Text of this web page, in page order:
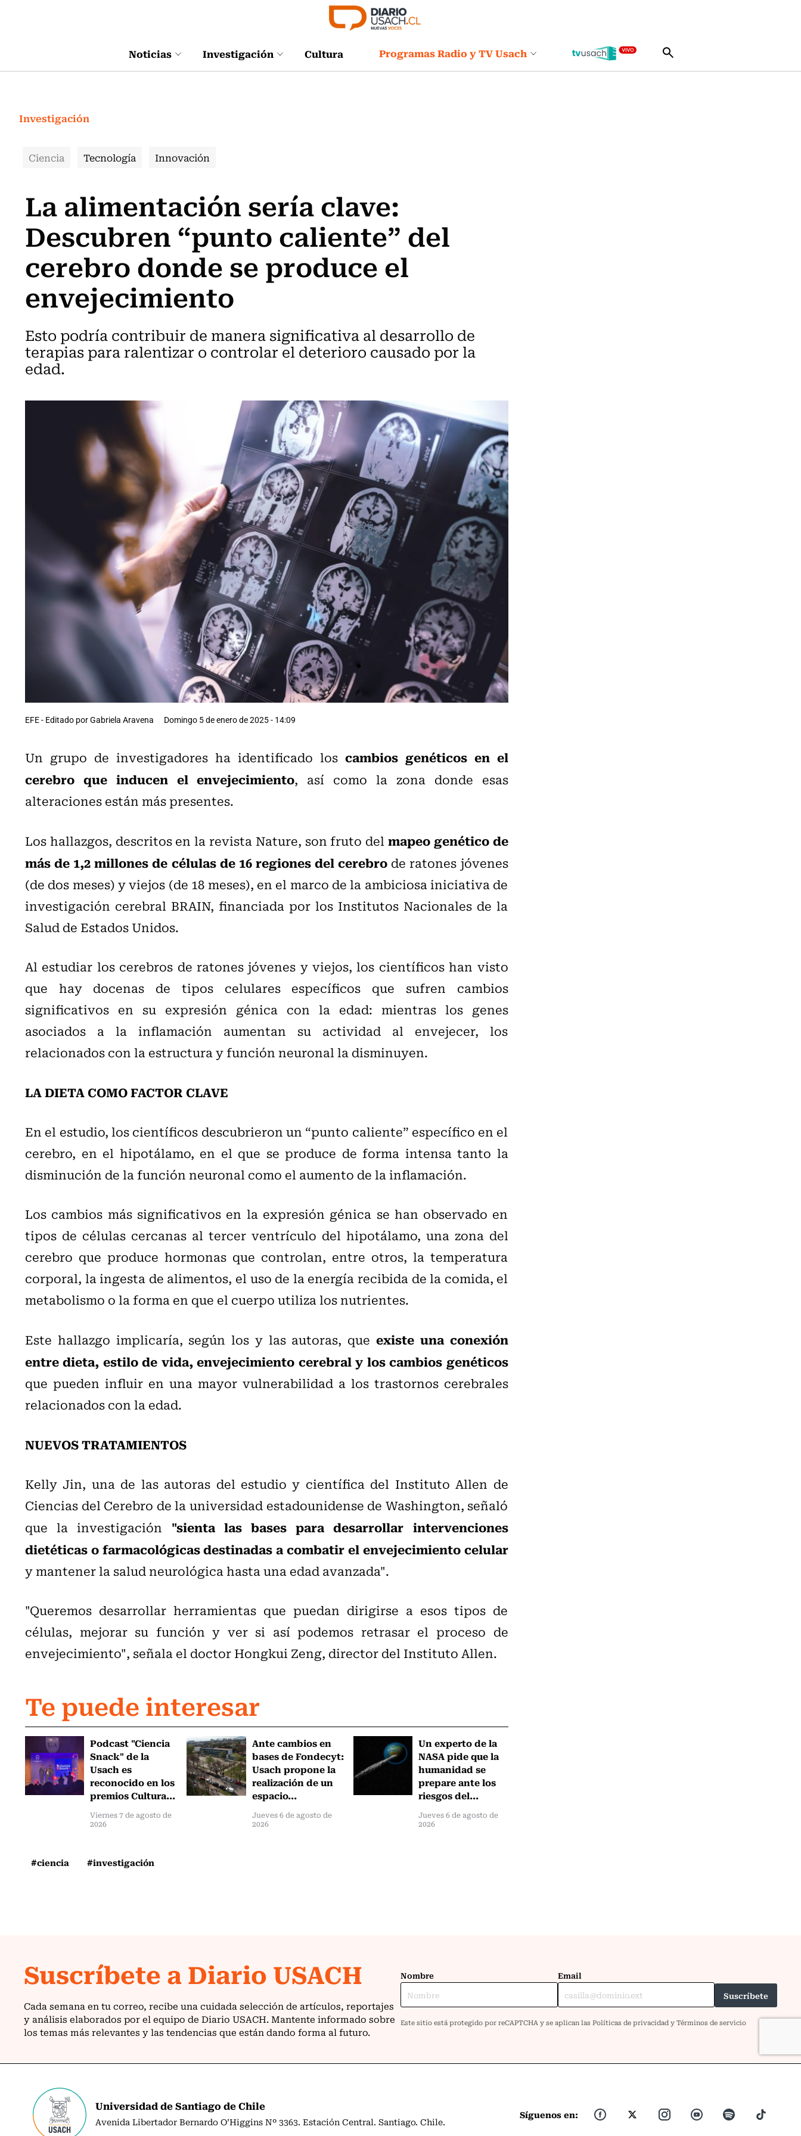
Noticias Investigación Cultura Programas Radio y TV Usach
Investigación
Ciencia Tecnología Innovación
La alimentación sería clave:
Descubren “punto caliente” del
cerebro donde se produce el
envejecimiento
Esto podría contribuir de manera significativa al desarrollo de
terapias para ralentizar o controlar el deterioro causado por la
edad.
EFE - Editado por Gabriela Aravena Domingo 5 de enero de 2025 - 14:09
Un grupo de investigadores ha identificado los cambios genéticos en el
cerebro que inducen el envejecimiento, así como la zona donde esas
alteraciones están más presentes.
Los hallazgos, descritos en la revista Nature, son fruto delmapeo genético de
más de 1,2 millones de células de 16 regiones del cerebro de ratones jóvenes
(de dos meses) y viejos (de 18 meses), en el marco de la ambiciosa iniciativa de
investigación cerebral BRAIN, financiada por los Institutos Nacionales de la
Salud de Estados Unidos.
Al estudiar los cerebros de ratones jóvenes y viejos, los científicos han visto
que hay docenas de tipos celulares específicos que sufren cambios
significativos en su expresión génica con la edad: mientras los genes
asociados a la inflamación aumentan su actividad al envejecer, los
relacionados con la estructura y función neuronal la disminuyen.
LA DIETA COMO FACTOR CLAVE
En el estudio, los científicos descubrieron un “punto caliente” específico en el
cerebro, en el hipotálamo, en el que se produce de forma intensa tanto la
disminución de la función neuronal como el aumento de la inflamación.
Los cambios más significativos en la expresión génica se han observado en
tipos de células cercanas al tercer ventrículo del hipotálamo, una zona del
cerebro que produce hormonas que controlan, entre otros, la temperatura
corporal, la ingesta de alimentos, el uso de la energía recibida de la comida, el
metabolismo o la forma en que el cuerpo utiliza los nutrientes.
Este hallazgo implicaría, según los y las autoras, que existe una conexión
entre dieta, estilo de vida, envejecimiento cerebral y los cambios genéticos
que pueden influir en una mayor vulnerabilidad a los trastornos cerebrales
relacionados con la edad.
NUEVOS TRATAMIENTOS
Kelly Jin, una de las autoras del estudio y científica del Instituto Allen de
Ciencias del Cerebro de la universidad estadounidense de Washington, señaló
que la investigación "sienta las bases para desarrollar intervenciones
dietéticas o farmacológicas destinadas a combatir el envejecimiento celular
y mantener la salud neurológica hasta una edad avanzada".
"Queremos desarrollar herramientas que puedan dirigirse a esos tipos de
células, mejorar su función y ver si así podemos retrasar el proceso de
envejecimiento", señala el doctor Hongkui Zeng, director del Instituto Allen.
Te puede interesar
Podcast "Ciencia
Snack" de la
Usach es
reconocido en los
premios Cultura...
Viernes 7 de agosto de
2026
Ante cambios en
bases de Fondecyt:
Usach propone la
realización de un
espacio...
Jueves 6 de agosto de
2026
Un experto de la
NASA pide que la
humanidad se
prepare ante los
riesgos del...
Jueves 6 de agosto de
2026
#ciencia #investigación
Universidad de Santiago de Chile
Avenida Libertador Bernardo O’Higgins Nº 3363. Estación Central. Santiago. Chile.
Síguenos en: